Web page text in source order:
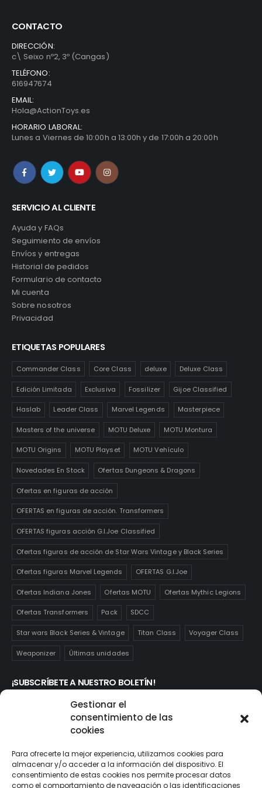
Gestionar el
consentimiento de las
cookies
Para ofrecerte la mejor experiencia, utilizamos cookies para
almacenar y/o acceder a la información del dispositivo. El
consentimiento de estas cookies nos permite procesar datos
como el comportamiento de navegación o las identificaciones
CONTACTO
DIRECCIÓN:
c\ Seixo nº2, 3º (Cangas)
TELÉFONO:
616947674
EMAIL:
Hola@ActionToys.es
HORARIO LABORAL:
Lunes a Viernes de 10:00h a 13:00h y de 17:00h a 20:00h
SERVICIO AL CLIENTE
Ayuda y FAQs
Seguimiento de envíos
Envíos y entregas
Historial de pedidos
Formulario de contacto
Mi cuenta
Sobre nosotros
Privacidad
ETIQUETAS POPULARES
Commander Class Core Class deluxe Deluxe Class
Edición Limitada Exclusiva Fossilizer Gijoe Classified
Haslab Leader Class Marvel Legends Masterpiece
Masters of the universe MOTU Deluxe MOTU Montura
MOTU Origins MOTU Playset MOTU Vehículo
Novedades En Stock Ofertas Dungeons & Dragons
Ofertas en figuras de acción
OFERTAS en figuras de acción. Transformers
OFERTAS figuras acción G.I.Joe Classified
Ofertas figuras de acción de Star Wars Vintage y Black Series
Ofertas figuras Marvel Legends OFERTAS G.I.Joe
Ofertas Indiana Jones Ofertas MOTU Ofertas Mythic Legions
Ofertas Transformers Pack SDCC
Star wars Black Series & Vintage Titan Class Voyager Class
Weaponizer Últimas unidades
¡SUBSCRÍBETE A NUESTRO BOLETÍN!
Te mantendrás informado de las novedades y ofertas que
realmente te interesan. Subscríbete aquí: